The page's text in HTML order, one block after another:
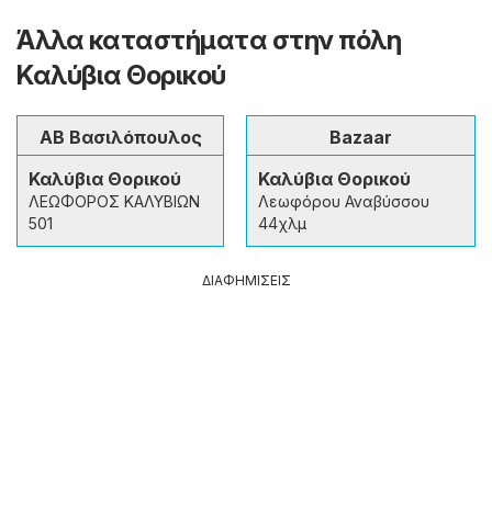
Άλλα καταστήματα στην πόλη
Καλύβια Θορικού
ΑΒ Βασιλόπουλος
Καλύβια Θορικού
ΛΕΩΦΟΡΟΣ ΚΑΛΥΒΙΩΝ
501
Bazaar
Καλύβια Θορικού
Λεωφόρου Αναβύσσου
44χλμ
ΔΙΑΦΗΜΙΣΕΙΣ